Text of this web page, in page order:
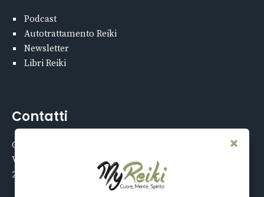
Podcast
Autotrattamento Reiki
Newsletter
Libri Reiki
Contatti
Centro My Reiki
Via Tucidide 56
20134 Milano